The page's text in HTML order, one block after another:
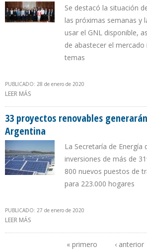
Se destacó la situación
las próximas semanas y
usar el GNL disponible,
de abastecer el
temas
PUBLICADO: 28 de enero de 2020
LEER MÁS
NATURAL
33 proyectos renovables
Argentina
La Secretaría de Energía
inversiones de más de
800 nuevos puestos de
para 223.000 hogares
PUBLICADO: 27 de enero de 2020
LEER MÁS
« primero ‹ anterior